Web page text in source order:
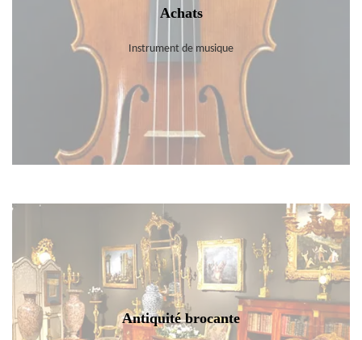
Achats
Instrument de musique
Antiquité brocante